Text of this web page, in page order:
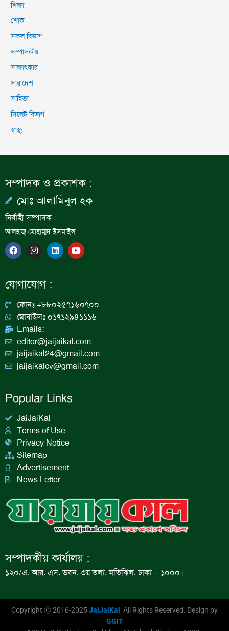
শিক্ষা
শোক
সকল বিভাগ
সম্পাদকীয়
সাক্ষাৎকার
সারাদেশ
সাহিত্য
সিলেট বিভাগ
স্বাস্থ্য
সম্পাদক ও প্রকাশক :
মোঃ আলামিনুল হক
নির্বাহী সম্পাদক :
আলহাজ্ব মোহাম্মদ ইসমাইল
F
a
c
b
o
I
n
s
a
g
a
m
L
i
n
n
Y
o
u
যোগাযোগ :
ফোনঃ +৮৮০২৫৭১৬০৭০০
মোবাইলঃ ০১৭১২৯৪১১১৬
Emails:
editor@jaijaikal.com
jaijaikal24@gmail.com
jaijaikalcv@gmail.com
Popular Links
JaiJaiKal
Terms of Use
Privacy Notice
Sitemap
Advertisement
News Letter
সম্পাদকীয় কার্যালয় :
১২০/এ, আর. এস. ভবন, ৩য় তলা, মতিঝিল, ঢাকা – ১০০০।
Copyright Ⓒ 2016-2025JaiJaiKal
All Rights Reserved. Design by
GGIT